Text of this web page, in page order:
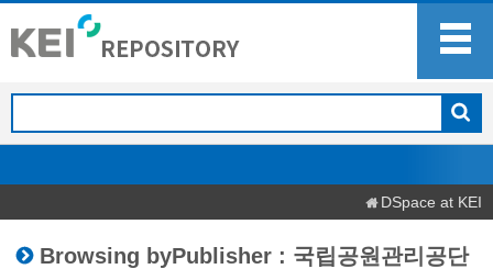
DSpace at KEI
Browsing byPublisher : 국립공원관리공단